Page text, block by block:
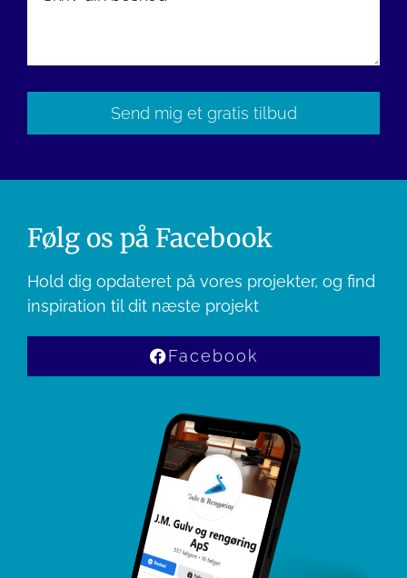
this
empty.
Følg os på Facebook
Hold dig opdateret på vores projekter, og find
inspiration til dit næste projekt
Facebook